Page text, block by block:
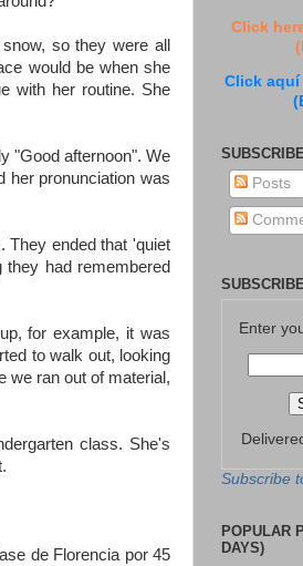
so they were all
would be when she
with her routine. She
"Good afternoon". We
her pronunciation was
They ended that 'quiet
had remembered
for example, it was
to walk out, looking
we ran out of material,
class. She's
de Florencia por 45
Click
Click aquí
Posts
Enter
Subscribe
POPULAR
DAYS)